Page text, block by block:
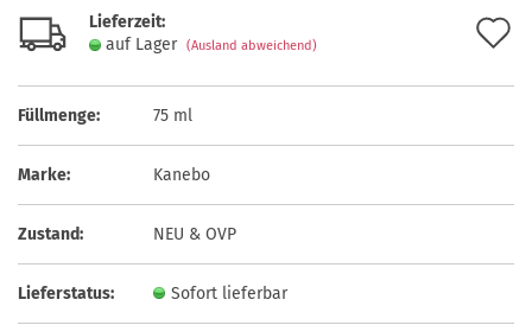
Lieferzeit:
auf Lager (Ausland abweichend)
Füllmenge: 75 ml
Marke: Kanebo
Zustand: NEU & OVP
Lieferstatus: Sofort lieferbar